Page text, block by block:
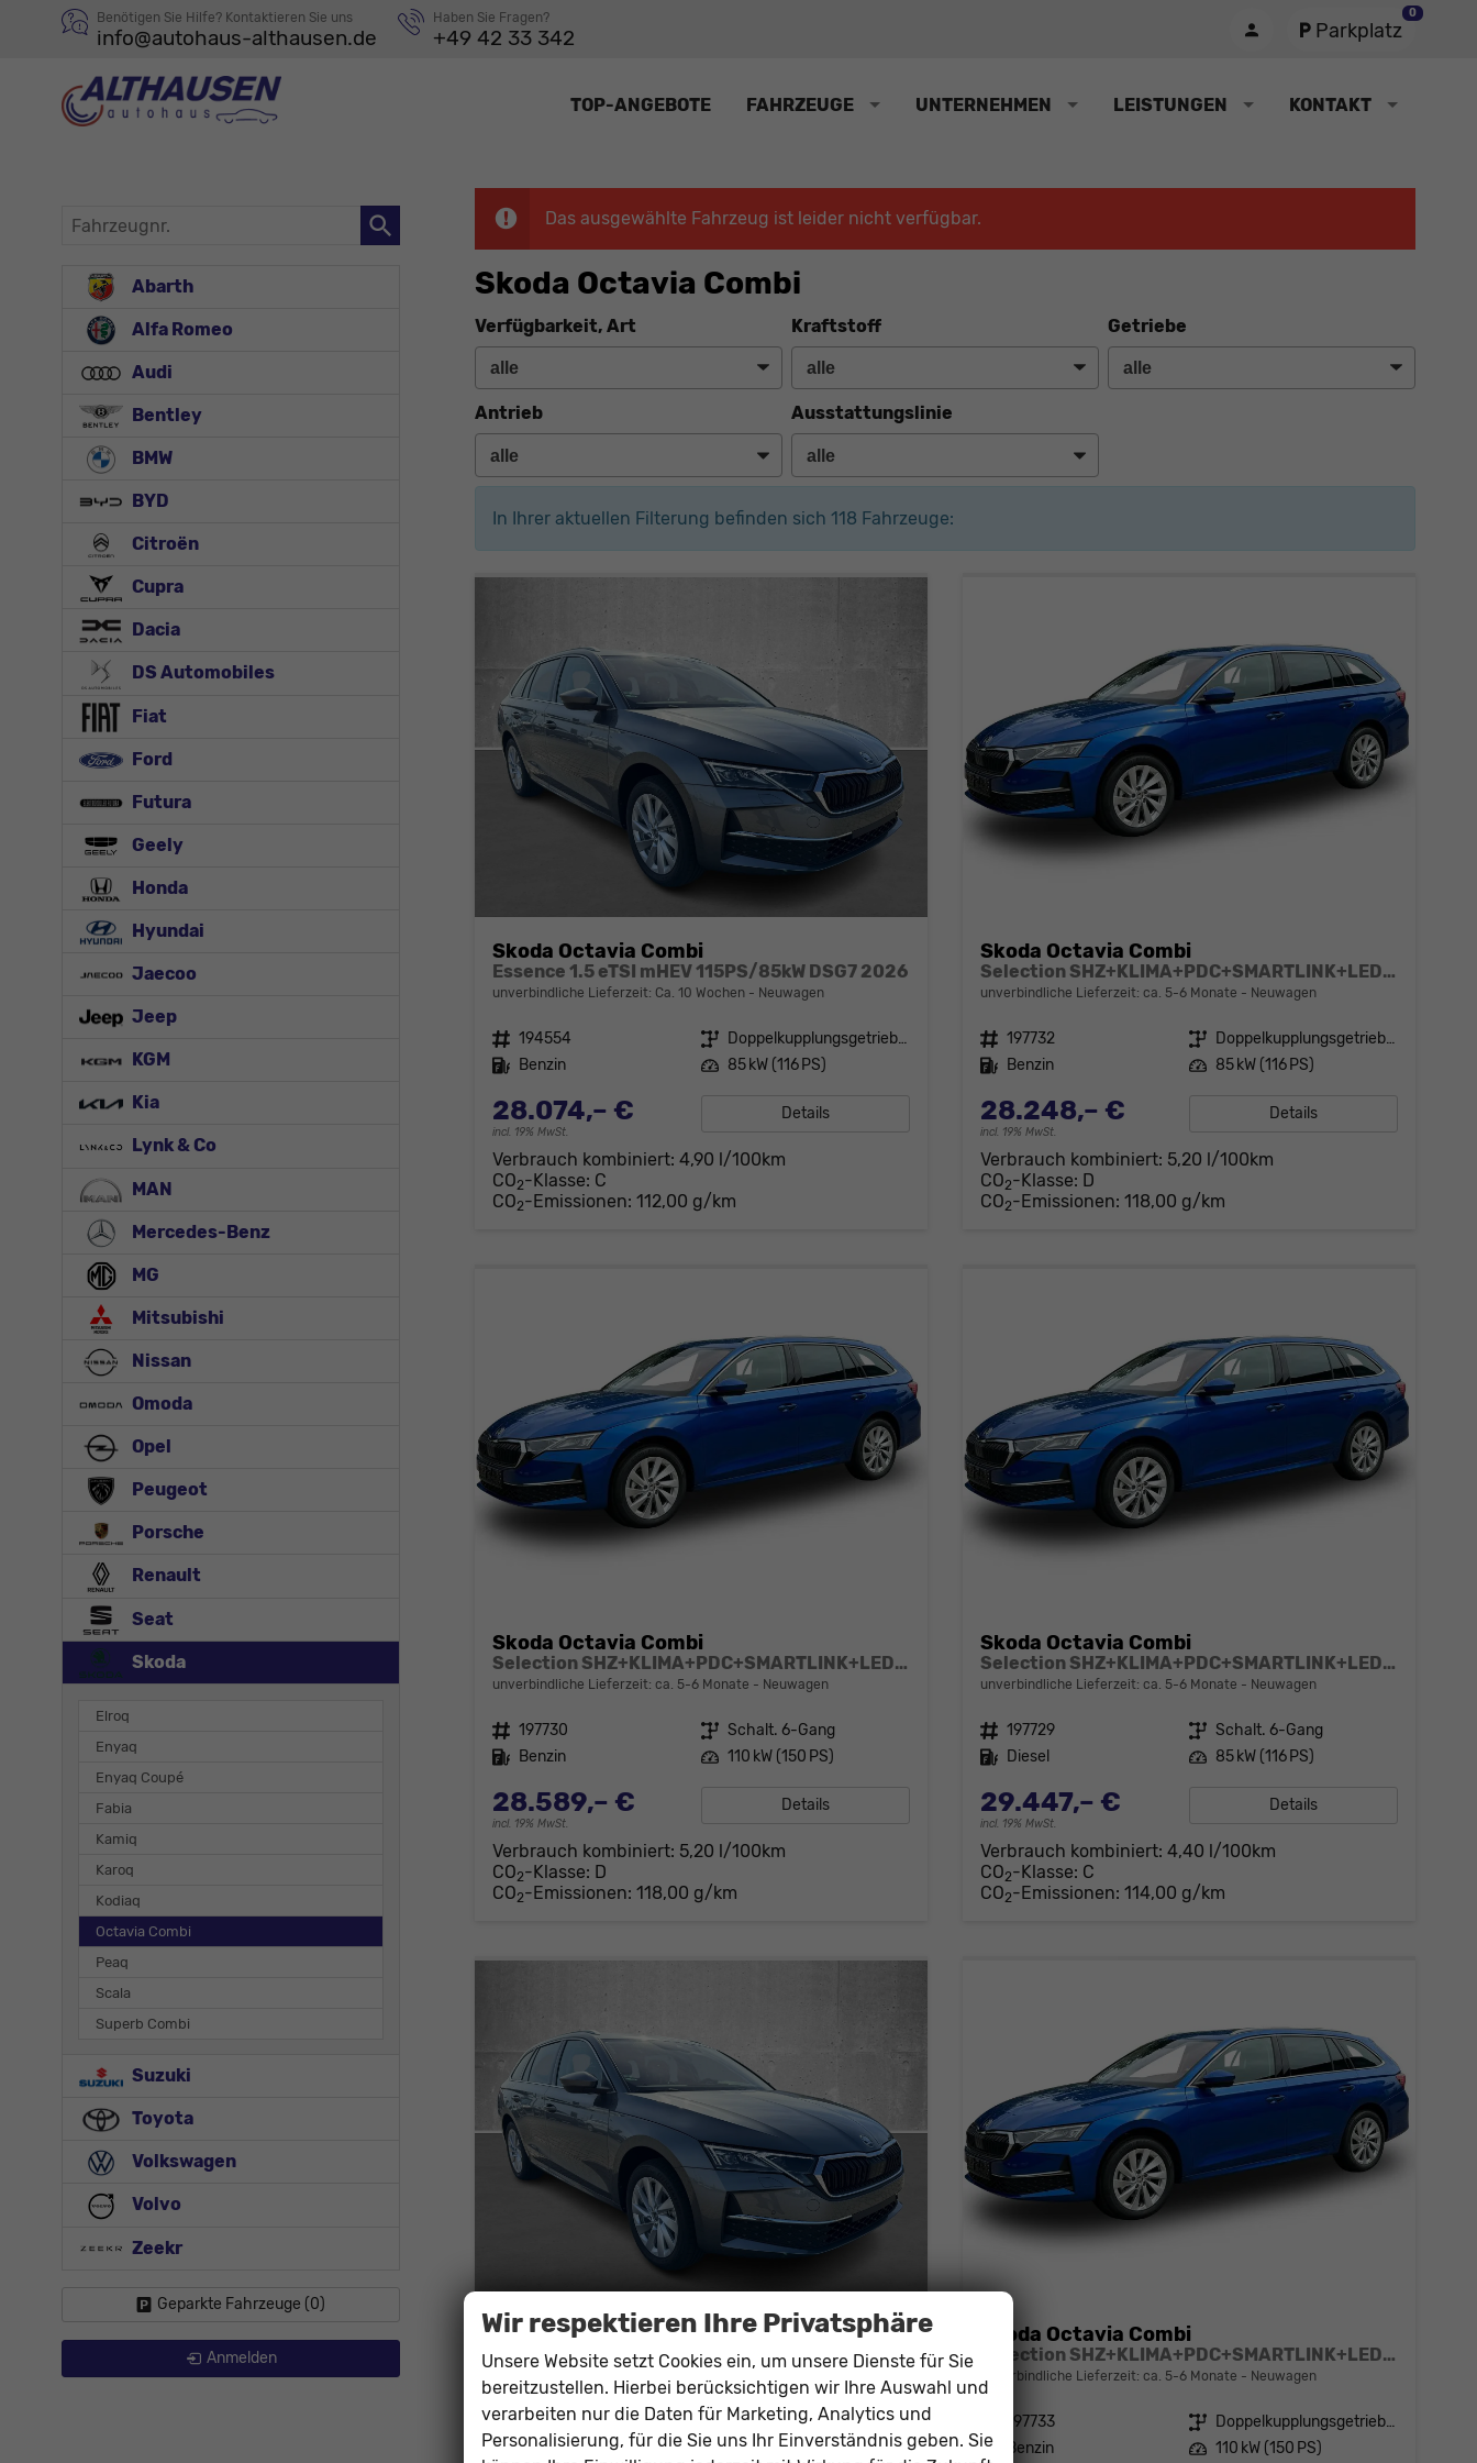
Benötigen Sie Hilfe? Kontaktieren Sie uns
info@autohaus-althausen.de
Haben Sie Fragen?
+49 42 33 342 Parkplatz
0
TOP-ANGEBOTE FAHRZEUGE UNTERNEHMEN LEISTUNGEN KONTAKT
Das ausgewählte Fahrzeug ist leider nicht verfügbar.
Skoda Octavia Combi
Verfügbarkeit, Art Kraftstoff Getriebe
Antrieb Ausstattungslinie
In Ihrer aktuellen Filterung befinden sich 118 Fahrzeuge:
Skoda Octavia Combi
Essence 1.5 eTSI mHEV 115PS/85kW DSG7 2026
unverbindliche Lieferzeit: Ca. 10 Wochen Neuwagen
Fahrzeugnr. 194554 Getriebe
Doppelkupplungsgetriebe (DSG)
Kraftstoff Benzin Leistung 85 kW (116 PS)
28.074,– €
incl. 19% MwSt.
Details
Verbrauch kombiniert: 4,90 l/100km
CO2-Klasse: C
CO2-Emissionen: 112,00 g/km
Skoda Octavia Combi
Selection SHZ+KLIMA+PDC+SMARTLINK+LED+16" ALU
unverbindliche Lieferzeit: ca. 5-6 Monate Neuwagen
Fahrzeugnr. 197732 Getriebe
Doppelkupplungsgetriebe (DSG)
Kraftstoff Benzin Leistung 85 kW (116 PS)
28.248,– €
incl. 19% MwSt.
Details
Verbrauch kombiniert: 5,20 l/100km
CO2-Klasse: D
CO2-Emissionen: 118,00 g/km
Skoda Octavia Combi
Selection SHZ+KLIMA+PDC+SMARTLINK+LED+16" ALU
unverbindliche Lieferzeit: ca. 5-6 Monate Neuwagen
Fahrzeugnr. 197730 Getriebe Schalt. 6-Gang
Kraftstoff Benzin Leistung 110 kW (150 PS)
28.589,– €
incl. 19% MwSt.
Details
Verbrauch kombiniert: 5,20 l/100km
CO2-Klasse: D
CO2-Emissionen: 118,00 g/km
Skoda Octavia Combi
Selection SHZ+KLIMA+PDC+SMARTLINK+LED+16" ALU
unverbindliche Lieferzeit: ca. 5-6 Monate Neuwagen
Fahrzeugnr. 197729 Getriebe Schalt. 6-Gang
Kraftstoff Diesel Leistung 85 kW (116 PS)
29.447,– €
incl. 19% MwSt.
Details
Verbrauch kombiniert: 4,40 l/100km
CO2-Klasse: C
CO2-Emissionen: 114,00 g/km
Skoda Octavia Combi
Essence 1.5 eTSI mHEV 150PS/110kW DSG7 2026
Fahrzeugnr. 194555 Getriebe
Doppelkupplungsgetriebe (DSG)
Kraftstoff Benzin Leistung 110 kW (150 PS)
Skoda Octavia Combi
Selection SHZ+KLIMA+PDC+SMARTLINK+LED+16" ALU
unverbindliche Lieferzeit: ca. 5-6 Monate Neuwagen
197733 Getriebe
Doppelkupplungsgetriebe (DSG)
Kraftstoff
Benzin Leistung 110 kW (150 PS)
Fahrzeugnr.
Abarth
Alfa Romeo
Audi
Bentley
BMW
BYD
Citroën
Cupra
Dacia
DS Automobiles
Fiat
Ford
Futura
Geely
Honda
Hyundai
Jaecoo
Jeep
KGM
Kia
Lynk & Co
MAN
Mercedes-Benz
MG
Mitsubishi
Nissan
Omoda
Opel
Peugeot
Porsche
Renault
Seat
Skoda
Elroq
Enyaq
Enyaq Coupé
Fabia
Kamiq
Karoq
Kodiaq
Octavia Combi
Peaq
Scala
Superb Combi
Suzuki
Toyota
Volkswagen
Volvo
Zeekr
Geparkte Fahrzeuge (0)
Anmelden
Wir respektieren Ihre Privatsphäre
Unsere Website setzt Cookies ein, um unsere Dienste für Sie
bereitzustellen. Hierbei berücksichtigen wir Ihre Auswahl und
verarbeiten nur die Daten für Marketing, Analytics und
Personalisierung, für die Sie uns Ihr Einverständnis geben. Sie